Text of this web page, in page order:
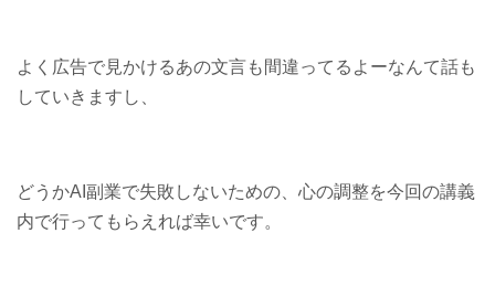
よく広告で見かけるあの文言も間違ってるよーなんて話も
していきますし、
どうかAI副業で失敗しないための、心の調整を今回の講義
内で行ってもらえれば幸いです。